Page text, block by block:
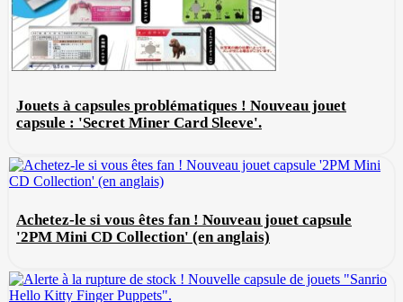
Jouets à capsules problématiques ! Nouveau jouet
capsule : 'Secret Miner Card Sleeve'.
Achetez-le si vous êtes fan ! Nouveau jouet capsule
'2PM Mini CD Collection' (en anglais)